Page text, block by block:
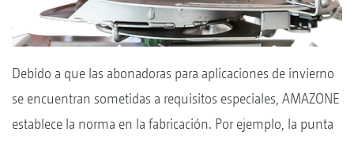
Debido a que las abonadoras para aplicaciones de invierno
se encuentran sometidas a requisitos especiales, AMAZONE
establece la norma en la fabricación. Por ejemplo, la punta